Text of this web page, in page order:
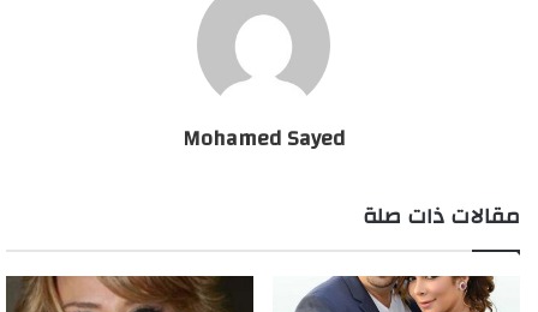
Mohamed Sayed
مقالات ذات صلة